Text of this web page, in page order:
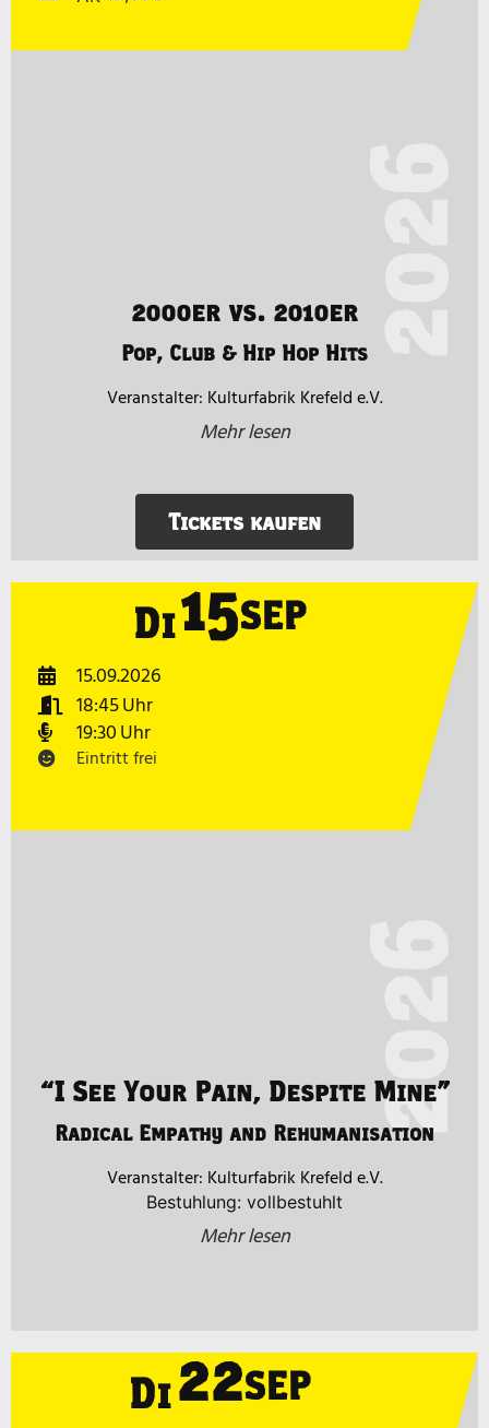
2000er vs. 2010er
Pop, Club & Hip Hop Hits
Kulturfabrik Krefeld e.V.
Mehr lesen
Tickets kaufen
2026
Di15SEP
15.09.2026
18:45
19:30
Eintritt frei
“I See Your Pain, Despite Mine”
Radical Empathy and Rehumanisation
Kulturfabrik Krefeld e.V.
Bestuhlung: vollbestuhlt
Mehr lesen
2026
Di22SEP